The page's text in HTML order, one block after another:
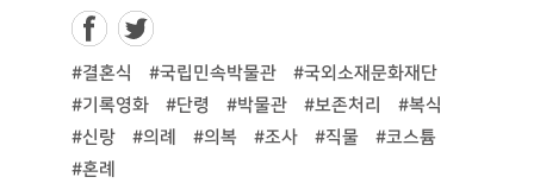
#결혼식 #국립민속박물관
#국외소재문화재단
#기록영화
#단령 #박물관 #보존처리
#복식
#신랑
#의례 #의복 #조사 #직물
#코스튬
#혼례